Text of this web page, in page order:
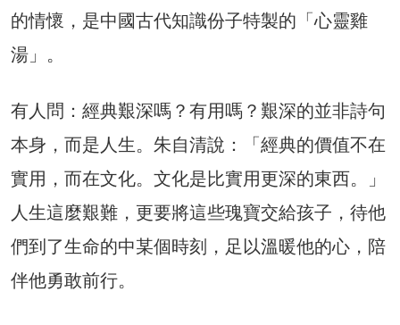
的情懷，是中國古代知識份子特製的「心靈雞
湯」。
有人問：經典艱深嗎？有用嗎？艱深的並非詩句
本身，而是人生。朱自清說：「經典的價值不在
實用，而在文化。文化是比實用更深的東西。」
人生這麼艱難，更要將這些瑰寶交給孩子，待他
們到了生命的中某個時刻，足以溫暖他的心，陪
伴他勇敢前行。